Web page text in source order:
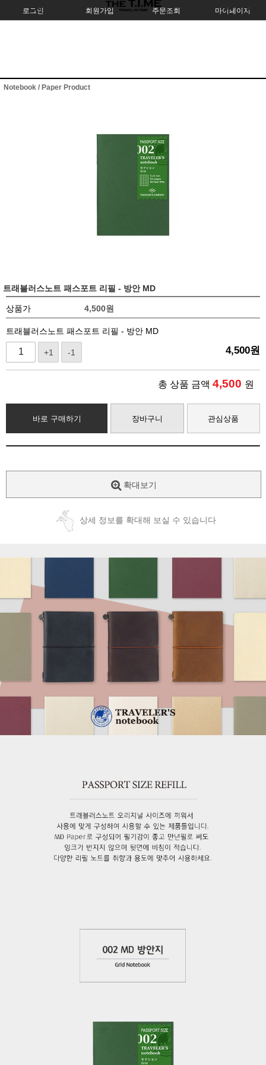
로그인 회원가입 주문조회 마이페이지
Notebook / Paper Product
트래블러스노트 패스포트 리필 - 방안 MD
상품가 4,500원
트래블러스노트 패스포트 리필 - 방안 MD
+1 -1 4,500원
총 상품 금액 4,500 원
바로 구매하기 장바구니 관심상품
확대보기
상세 정보를 확대해 보실 수 있습니다